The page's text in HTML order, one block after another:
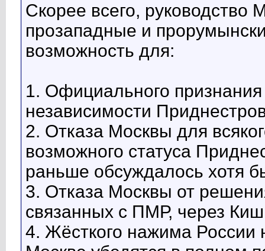
Скорее всего,
прозападные и
возможность для:
1. Официального
независимости
2. Отказа Москвы для
возможного статуса
раньше обсуждалось хотя
3. Отказа Москвы от
связанных с ПМР, через
4. Жёсткого нажима России